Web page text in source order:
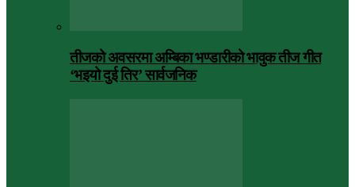
तीजको अवसरमा अम्बिका भण्डारीको भावुक तीज गीत
‘भइयो दुई तिर’ सार्वजनिक